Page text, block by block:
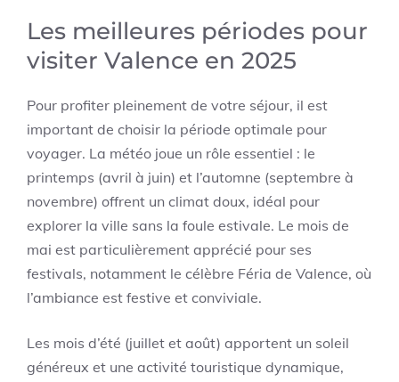
Les meilleures périodes pour
visiter Valence en 2025
Pour profiter pleinement de votre séjour, il est
important de choisir la période optimale pour
voyager. La météo joue un rôle essentiel : le
printemps (avril à juin) et l’automne (septembre à
novembre) offrent un climat doux, idéal pour
explorer la ville sans la foule estivale. Le mois de
mai est particulièrement apprécié pour ses
festivals, notamment le célèbre Féria de Valence, où
l’ambiance est festive et conviviale.
Les mois d’été (juillet et août) apportent un soleil
généreux et une activité touristique dynamique,